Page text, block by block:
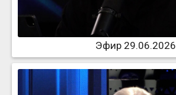
Эфир 29.06.2026